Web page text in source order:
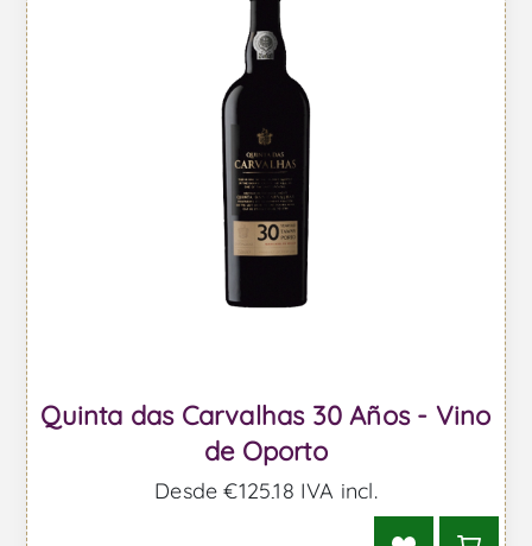
Quinta das Carvalhas 30 Años - Vino
de Oporto
Desde €125,18 IVA incl.